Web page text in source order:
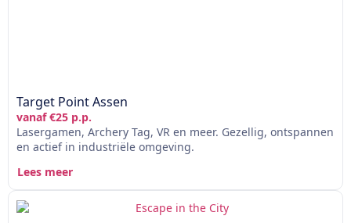
Target Point Assen
vanaf €25 p.p.
Lasergamen, Archery Tag, VR en meer. Gezellig, ontspannen
en actief in industriële omgeving.
Lees meer